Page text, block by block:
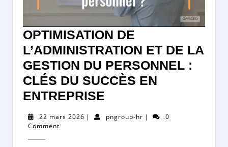
OPTIMISATION DE
L’ADMINISTRATION ET DE LA
GESTION DU PERSONNEL :
CLÉS DU SUCCÈS EN
ENTREPRISE
L’ADMINISTRATION
22 mars 2026 22| pngroup-hrpngroup-
|
0
Comment